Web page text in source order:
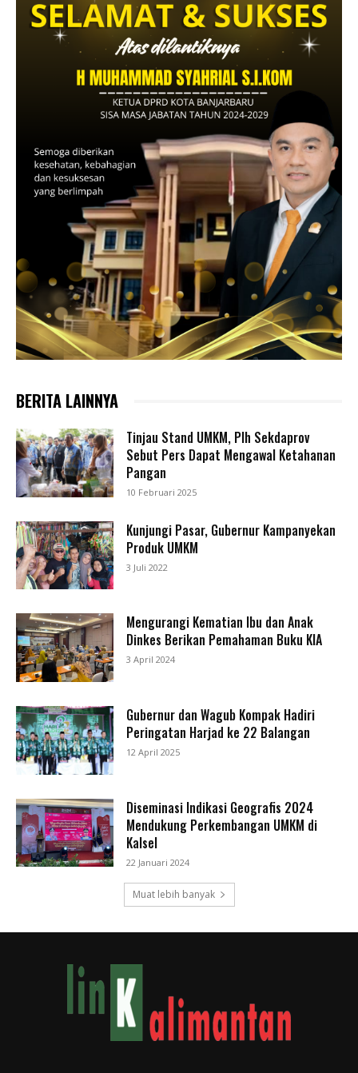
BERITA LAINNYA
Tinjau Stand UMKM, Plh Sekdaprov
Sebut Pers Dapat Mengawal Ketahanan
Pangan
10 Februari 2025
Kunjungi Pasar, Gubernur Kampanyekan
Produk UMKM
3 Juli 2022
Mengurangi Kematian Ibu dan Anak
Dinkes Berikan Pemahaman Buku KIA
3 April 2024
Gubernur dan Wagub Kompak Hadiri
Peringatan Harjad ke 22 Balangan
12 April 2025
Diseminasi Indikasi Geografis 2024
Mendukung Perkembangan UMKM di
Kalsel
22 Januari 2024
Muat lebih banyak